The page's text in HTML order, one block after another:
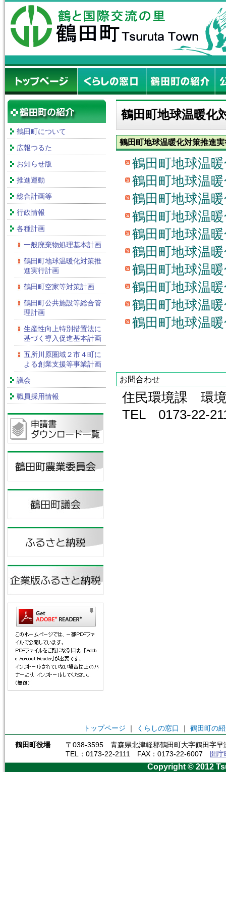
鶴田町について
広報つるた
お知らせ版
推進運動
総合計画等
行政情報
各種計画
一般廃棄物処理基本計画
鶴田町地球温暖化対策推
進実行計画
鶴田町空家等対策計画
鶴田町公共施設等総合管
理計画
生産性向上特別措置法に
基づく導入促進基本計画
五所川原圏域２市４町に
よる創業支援等事業計画
議会
職員採用情報
鶴田町地球温暖化
鶴田町地球温暖化対策推進
鶴田町地球温
鶴田町地球温
鶴田町地球温
鶴田町地球温
鶴田町地球温
鶴田町地球温
鶴田町地球温
鶴田町地球温
鶴田町地球温
鶴田町地球温
お問合わせ
住民環境課 環
TEL 0173-22-
トップページ ｜ くらしの窓口 ｜ 鶴田町の
鶴田町役場
〒038-3595 青森県北津軽郡鶴田町大字鶴田字早
TEL：0173-22-2111 FAX：0173-22-6007
開
Copyright © 2012